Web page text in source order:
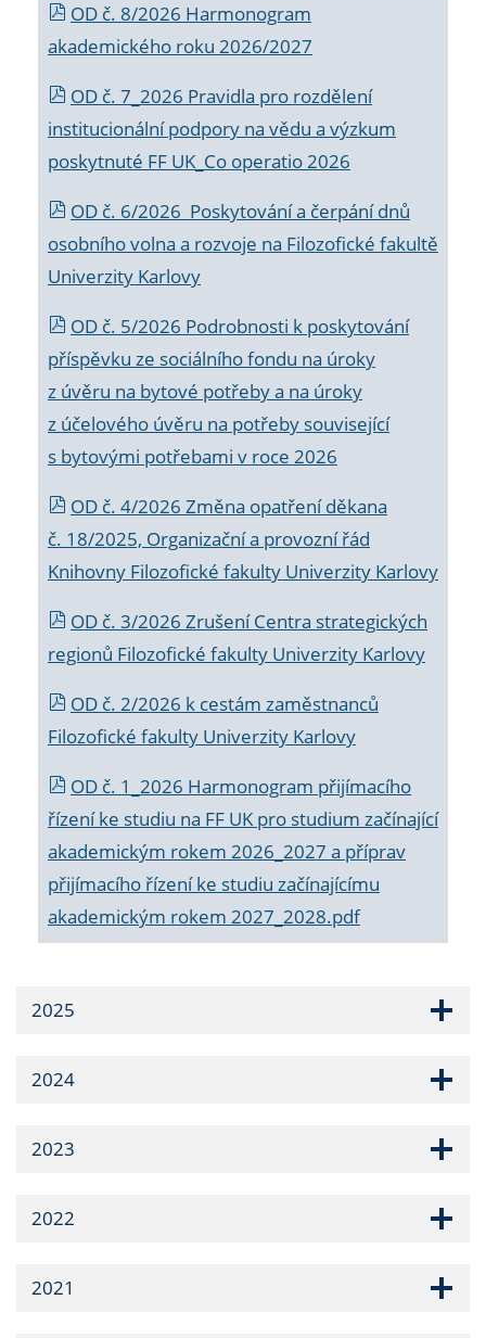
OD č. 8/2026 Harmonogram
akademického roku 2026/2027
OD č. 7_2026 Pravidla pro rozdělení
institucionální podpory na vědu a výzkum
poskytnuté FF UK_Co operatio 2026
OD č. 6/2026 Poskytování a čerpání dnů
osobního volna a rozvoje na Filozofické fakultě
Univerzity Karlovy
OD č. 5/2026 Podrobnosti k poskytování
příspěvku ze sociálního fondu na úroky
z úvěru na bytové potřeby a na úroky
z účelového úvěru na potřeby související
s bytovými potřebami v roce 2026
OD č. 4/2026 Změna opatření děkana
č. 18/2025, Organizační a provozní řád
Knihovny Filozofické fakulty Univerzity Karlovy
OD č. 3/2026 Zrušení Centra strategických
regionů Filozofické fakulty Univerzity Karlovy
OD č. 2/2026 k cestám zaměstnanců
Filozofické fakulty Univerzity Karlovy
OD č. 1_2026 Harmonogram přijímacího
řízení ke studiu na FF UK pro studium začínající
akademickým rokem 2026_2027 a příprav
přijímacího řízení ke studiu začínajícímu
akademickým rokem 2027_2028.pdf
2025
2024
2023
2022
2021